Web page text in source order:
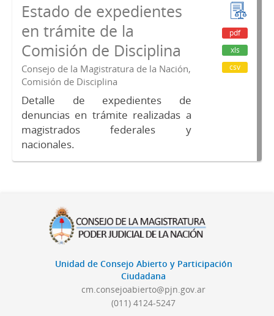
Estado de expedientes
en trámite de la
Comisión de Disciplina
Consejo de la Magistratura de la Nación,
Comisión de Disciplina
Detalle de expedientes de
denuncias en trámite realizadas a
magistrados federales y
nacionales.
pdf
xls
csv
Unidad de Consejo Abierto y Participación
Ciudadana
cm.consejoabierto@pjn.gov.ar
(011) 4124-5247